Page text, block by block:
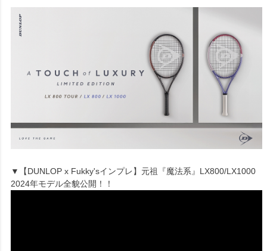
▼【DUNLOP x Fukky'sインプレ】元祖『魔法系』LX800/LX1000
2024年モデル全貌公開！！